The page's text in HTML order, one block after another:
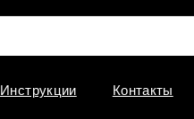
Инструкции Контакты